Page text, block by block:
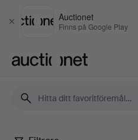
Stäng
Auctionet
Finns på Google Play